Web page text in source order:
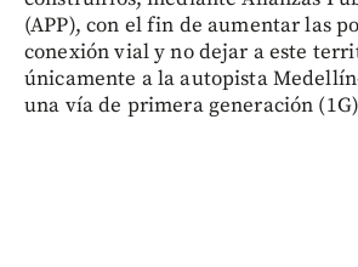
(APP), con el fin de aumentar las
conexión vial y no dejar a este
únicamente a la autopista
una vía de primera generación